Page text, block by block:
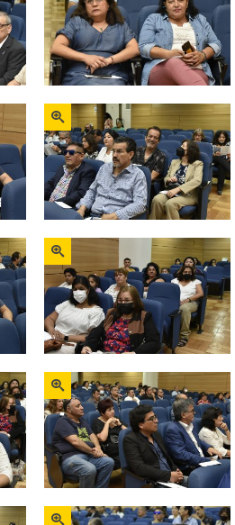
Zoom
Zoom
Zoom
Zoom